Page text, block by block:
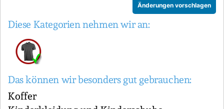
Änderungen vorschlagen
Diese Kategorien nehmen wir an:
Das können wir besonders gut gebrauchen:
Koffer